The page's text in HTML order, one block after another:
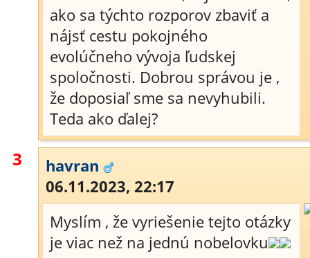
ako sa týchto rozporov zbaviť a
nájsť cestu pokojného
evolúčneho vývoja ľudskej
spoločnosti. Dobrou správou je ,
že doposiaľ sme sa nevyhubili.
Teda ako ďalej?
3
havran
06.11.2023, 22:17
Myslím , že vyriešenie tejto otázky
je viac než na jednú nobelovku